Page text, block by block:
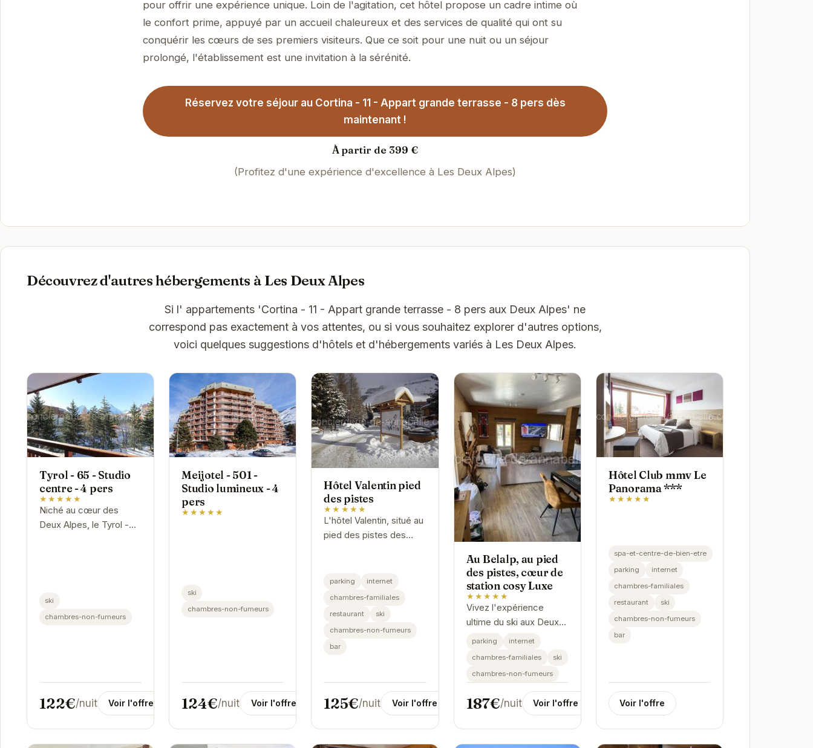
pour offrir une expérience unique. Loin de l'agitation, cet hôtel propose un cadre intime où
le confort prime, appuyé par un accueil chaleureux et des services de qualité qui ont su
conquérir les cœurs de ses premiers visiteurs. Que ce soit pour une nuit ou un séjour
prolongé, l'établissement est une invitation à la sérénité.
Réservez votre séjour au Cortina - 11 - Appart grande terrasse - 8 pers dès
maintenant !
À partir de 399 €
(Profitez d'une expérience d'excellence à Les Deux Alpes)
Découvrez d'autres hébergements à Les Deux Alpes
Si l' appartements 'Cortina - 11 - Appart grande terrasse - 8 pers aux Deux Alpes' ne
correspond pas exactement à vos attentes, ou si vous souhaitez explorer d'autres options,
voici quelques suggestions d'hôtels et d'hébergements variés à Les Deux Alpes.
Tyrol - 65 - Studio
centre - 4 pers
★★★★★
Niché au cœur des
Deux Alpes, le Tyrol -
les familles ou les
groupes...
ski
chambres-non-fumeurs
122€/nuit Voir l'offre
Meijotel - 501 -
Studio lumineux - 4
pers
★★★★★
ski
chambres-non-fumeurs
124€/nuit Voir l'offre
Hôtel Valentin pied
des pistes
★★★★★
L'hôtel Valentin, situé au
pied des pistes des
inoubliable au cœur des
Alpes françaises.
parking
internet
chambres-familiales
restaurant
ski
chambres-non-fumeurs
bar
125€/nuit Voir l'offre
Au Belalp, au pied
des pistes, cœur de
station cosy Luxe
★★★★★
Vivez l'expérience
ultime du ski aux Deux
Alpes ! Au Belalp vous
idéalement situé au pied
parking
internet
chambres-familiales
ski
chambres-non-fumeurs
187€/nuit Voir l'offre
Hôtel Club mmv Le
Panorama ***
★★★★★
spa-et-centre-de-bien-etre
parking
internet
chambres-familiales
restaurant
ski
chambres-non-fumeurs
bar
Voir l'offre